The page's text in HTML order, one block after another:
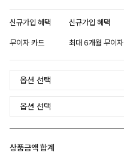
신규가입 혜택 신규가입 혜택
무이자 카드 최대 6개월 무이자
상품금액 합계